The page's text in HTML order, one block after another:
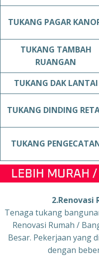
TUKANG PAGAR
TUKANG TAMBAH
RUANGAN
TUKANG DAK LANTAI
TUKANG DINDING
TUKANG
2.Renovasi
Tenaga tukang
Renovasi Rumah /
Besar. Pekerjaan yang
dengan